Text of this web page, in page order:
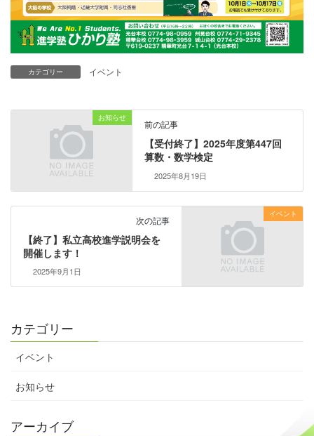
カテゴリー イベント
お知らせ
前の記事
【受付終了】2025年度第447回
算数・数学検定
2025年8月19日
イベント
次の記事
【終了】私立高校進学説明会を
開催します！
2025年9月1日
カテゴリー
イベント
お知らせ
アーカイブ